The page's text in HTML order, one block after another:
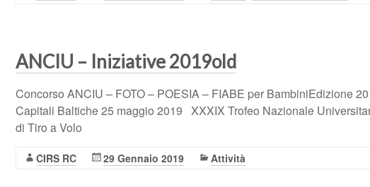
ANCIU – Iniziative 2019old
Concorso ANCIU – FOTO – POESIA – FIABE per BambiniEdizione
Capitali Baltiche 25 maggio 2019 XXXIX Trofeo Nazionale
di Tiro a Volo
CIRS RC 29 Gennaio 2019 Attività